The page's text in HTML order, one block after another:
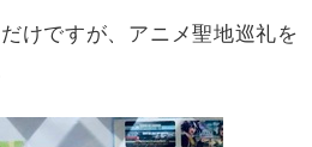
けですが、アニメ聖地巡礼を